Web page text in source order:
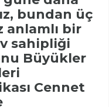
bundan üç
anlamlı bir
sahipliği
Büyükler
Cennet